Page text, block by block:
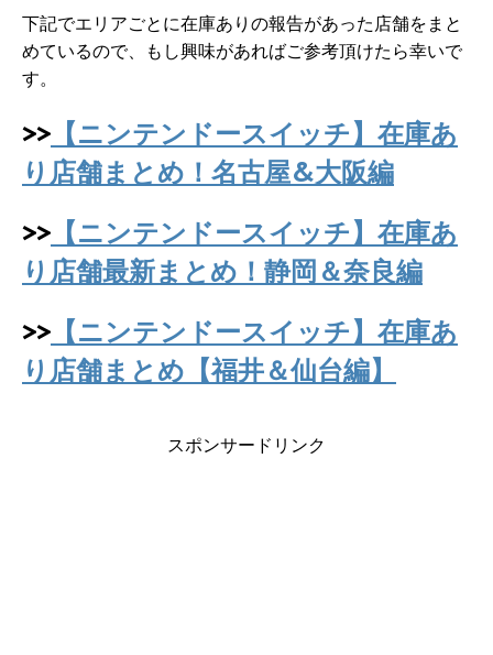
下記でエリアごとに在庫ありの報告があった店舗をまと
めているので、もし興味があればご参考頂けたら幸いで
す。
>> 【ニンテンドースイッチ】在庫あ
り店舗まとめ！名古屋&大阪編
>> 【ニンテンドースイッチ】在庫あ
り店舗最新まとめ！静岡＆奈良編
>> 【ニンテンドースイッチ】在庫あ
り店舗まとめ【福井＆仙台編】
スポンサードリンク